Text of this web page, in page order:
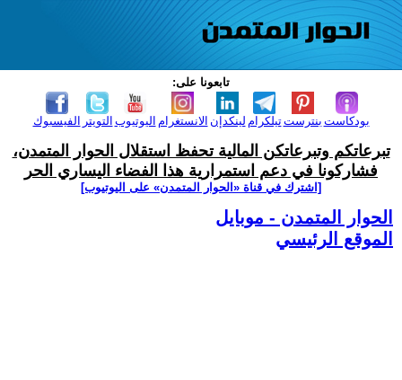
تابعونا على:
الفيسبوك التويتر اليوتيوب الانستغرام لينكدإن تيلكرامبنترست بودكاست
تبرعاتكم وتبرعاتكن المالية تحفظ استقلال الحوار المتمدن،
فشاركونا في دعم استمرارية هذا الفضاء اليساري الحر
[اشترك في قناة ‫«الحوار المتمدن» على اليوتيوب]
الحوار المتمدن - موبايل
الموقع الرئيسي